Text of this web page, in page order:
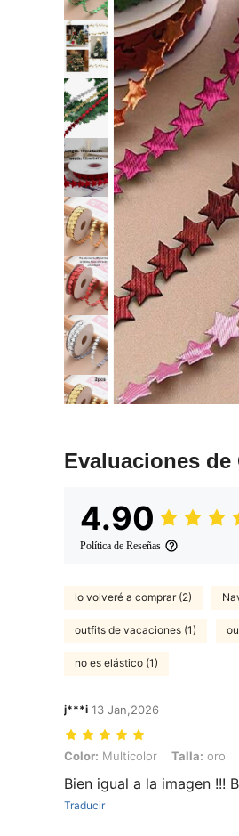
Evaluaciones de
4.90
Política de Reseñas
lo volveré a comprar (2)
outfits de vacaciones (1)
no es elástico (1)
j***i 13 Jan,2026
Color: Multicolor, Talla: oro
Color: Multicolor Talla: oro
Bien igual a la imagen !!!
Traducir